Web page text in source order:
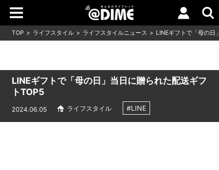
TOP ライフスタイル ライフスタイルニュース LINEギフトで「母の日
LINEギフトで「母の日」当日に贈られた配送ギフ
トTOP5
2024.06.05 ライフスタイル #LINE